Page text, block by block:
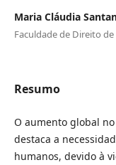
Maria Cláudia
Faculdade de Direito de
Resumo
O aumento global
destaca a
humanos, devido à